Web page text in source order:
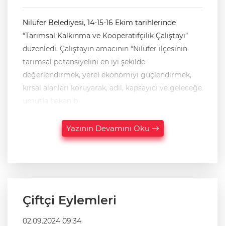
Nilüfer Belediyesi, 14-15-16 Ekim tarihlerinde
“Tarımsal Kalkınma ve Kooperatifçilik Çalıştayı”
düzenledi. Çalıştayın amacının “Nilüfer ilçesinin
tarımsal potansiyelini en iyi şekilde
değerlendirmek, yerel ekonomiyi güçlendirmek,
kırsal alanları koruyarak, adil, kapsayıcı ve geleceğe
Yazının Devamını Oku
Çiftçi Eylemleri
02.09.2024 09:34